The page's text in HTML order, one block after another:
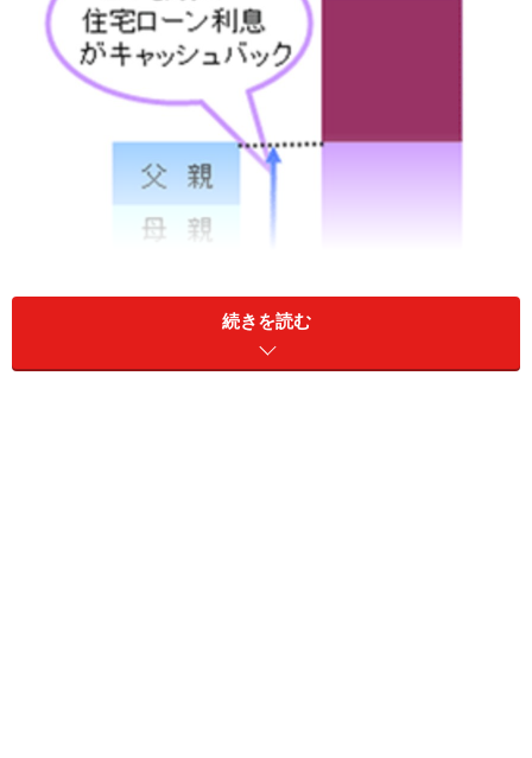
続きを読む